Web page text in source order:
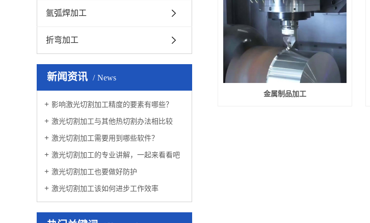
氩弧焊加工
折弯加工
新闻资讯 News
​影响激光切割加工精度的要素有哪些？
激光切割加工与其他热切割办法相比较
激光切割加工需要用到哪些软件？
激光切割加工的专业讲解，一起来看看吧
激光切割加工也要做好防护
激光切割加工该如何进步工作效率
金属制品加工